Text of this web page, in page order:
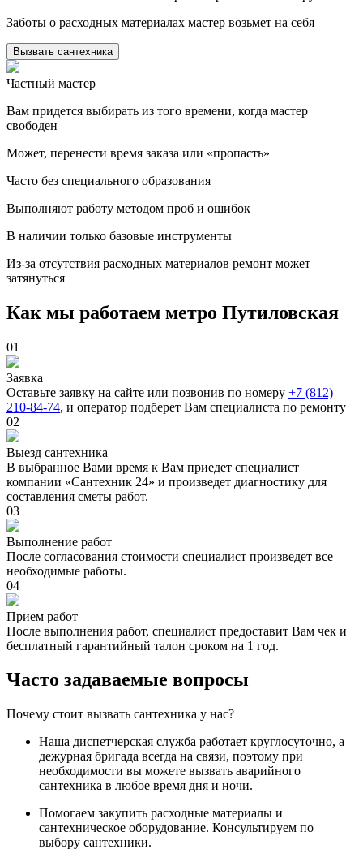
Заботы о расходных материалах мастер возьмет на себя
Вызвать сантехника
Частный мастер
Вам придется выбирать из того времени, когда мастер
свободен
Может, перенести время заказа или «пропасть»
Часто без специального образования
Выполняют работу методом проб и ошибок
В наличии только базовые инструменты
Из-за отсутствия расходных материалов ремонт может
затянуться
Как мы работаем метро Путиловская
01
Заявка
Оставьте заявку на сайте или позвонив по номеру +7 (812)
210-84-74, и оператор подберет Вам специалиста по ремонту
02
Выезд сантехника
В выбранное Вами время к Вам приедет специалист
компании «Сантехник 24» и произведет диагностику для
составления сметы работ.
03
Выполнение работ
После согласования стоимости специалист произведет все
необходимые работы.
04
Прием работ
После выполнения работ, специалист предоставит Вам чек и
бесплатный гарантийный талон сроком на 1 год.
Часто задаваемые вопросы
Почему стоит вызвать сантехника у нас?
Наша диспетчерская служба работает круглосуточно, а
дежурная бригада всегда на связи, поэтому при
необходимости вы можете вызвать аварийного
сантехника в любое время дня и ночи.
Помогаем закупить расходные материалы и
сантехническое оборудование. Консультируем по
выбору сантехники.